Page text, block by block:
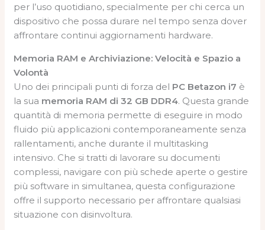
per l’uso quotidiano, specialmente per chi cerca un
dispositivo che possa durare nel tempo senza dover
affrontare continui aggiornamenti hardware.
Memoria RAM e Archiviazione: Velocità e Spazio a
Volontà
Uno dei principali punti di forza del PC Betazon i7 è
la sua memoria RAM di 32 GB DDR4. Questa grande
quantità di memoria permette di eseguire in modo
fluido più applicazioni contemporaneamente senza
rallentamenti, anche durante il multitasking
intensivo. Che si tratti di lavorare su documenti
complessi, navigare con più schede aperte o gestire
più software in simultanea, questa configurazione
offre il supporto necessario per affrontare qualsiasi
situazione con disinvoltura.